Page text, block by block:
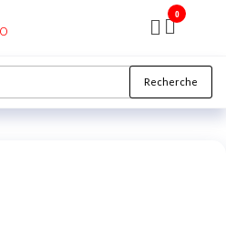
0
Recherche